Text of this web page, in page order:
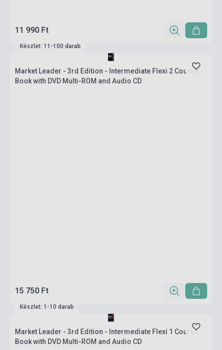
11 990 Ft
Készlet: 11-100 darab
Market Leader - 3rd Edition - Intermediate Flexi 2 Course
Book with DVD Multi-ROM and Audio CD
15 750 Ft
Készlet: 1-10 darab
Market Leader - 3rd Edition - Intermediate Flexi 1 Course
Book with DVD Multi-ROM and Audio CD